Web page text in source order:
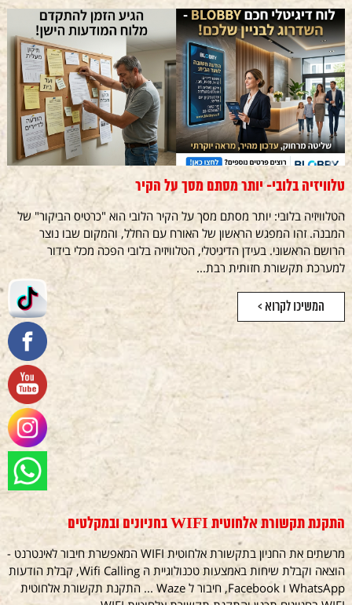
טלוויזיה בלובי- יותר מסתם מסך על הקיר
הטלוויזיה בלובי: יותר מסתם מסך על הקיר הלובי הוא "כרטיס הביקור" של
המבנה. זהו המפגש הראשון של האורח עם החלל, והמקום שבו נוצר
הרושם הראשוני. בעידן הדיגיטלי, הטלוויזיה בלובי הפכה מכלי בידור
למערכת תקשורת חזותית רבת...
המשיכו לקרוא >
התקנת תקשורת אלחוטית WIFI בחניונים ובמקלטים
מרשתים את החניון בתקשורת אלחוטית WIFI המאפשרת חיבור לאינטרנט -
הוצאה וקבלת שיחות באמצעות טכנולוגיית ה Wifi Calling, קבלת הודעות
WhatsApp ו Facebook, חיבור ל Waze ... התקנת תקשורת אלחוטית